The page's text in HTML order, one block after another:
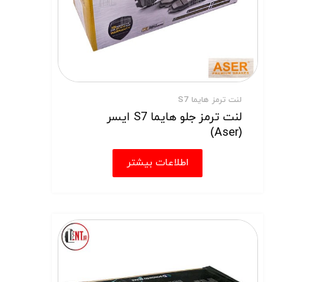
لنت ترمز هایما S7
لنت ترمز جلو هایما S7 ایسر
(Aser)
اطلاعات بیشتر